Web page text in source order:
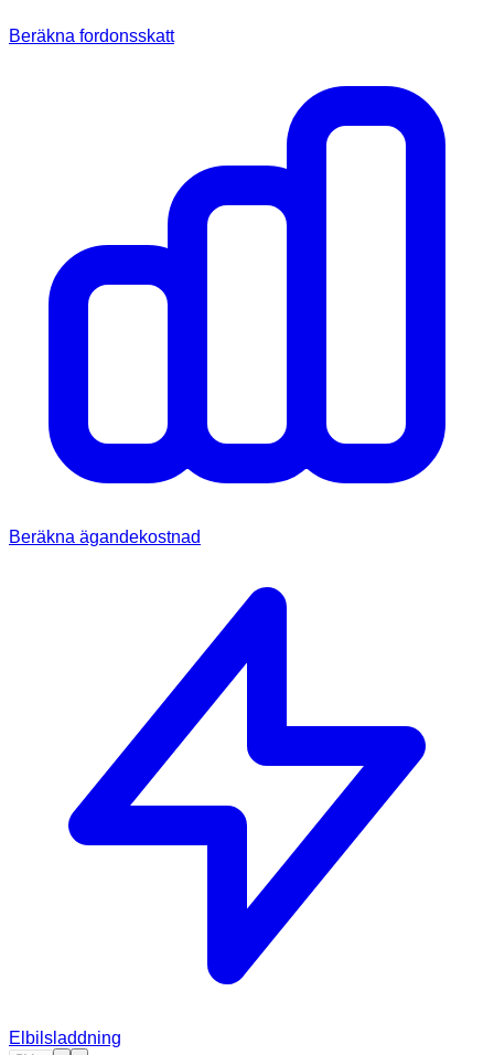
Beräkna fordonsskatt
Beräkna ägandekostnad
Elbilsladdning